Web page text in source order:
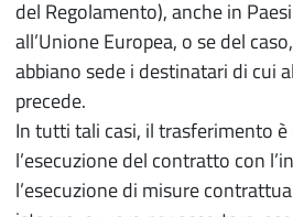
del Regolamento), anche in
all’Unione Europea, o se del
abbiano sede i destinatari di cui
precede.
In tutti tali casi, il trasferimento è
l’esecuzione del contratto con
l’esecuzione di misure